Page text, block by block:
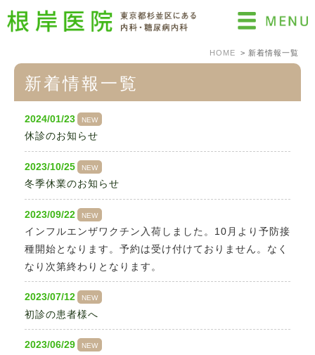
HOME 新着情報一覧
新着情報一覧
2024/01/23 NEW
休診のお知らせ
2023/10/25 NEW
冬季休業のお知らせ
2023/09/22 NEW
インフルエンザワクチン入荷しました。10月より予防接
種開始となります。予約は受け付けておりません。なく
なり次第終わりとなります。
2023/07/12 NEW
初診の患者様へ
2023/06/29 NEW